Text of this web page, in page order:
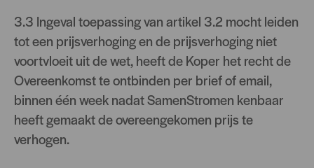
3.3 Ingeval toepassing van artikel 3.2 mocht leiden
tot een prijsverhoging en de prijsverhoging niet
voortvloeit uit de wet, heeft de Koper het recht de
Overeenkomst te ontbinden per brief of email,
binnen één week nadat SamenStromen kenbaar
heeft gemaakt de overeengekomen prijs te
verhogen.